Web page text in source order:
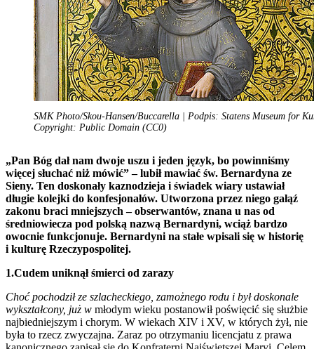
SMK Photo/Skou-Hansen/Buccarella | Podpis: Statens Museum for
Copyright: Public Domain (CC0)
„Pan Bóg dał nam dwoje uszu i jeden język, bo powinniśmy
więcej słuchać niż mówić” – lubił mawiać św. Bernardyna ze
Sieny. Ten doskonały kaznodzieja i świadek wiary ustawiał
długie kolejki do konfesjonałów. Utworzona przez niego gałąź
zakonu braci mniejszych – obserwantów, znana u nas od
średniowiecza pod polską nazwą Bernardyni, wciąż bardzo
owocnie funkcjonuje. Bernardyni na stałe wpisali się w historię
i kulturę Rzeczypospolitej.
1.Cudem uniknął śmierci od zarazy
Choć pochodził ze szlacheckiego, zamożnego rodu i był doskonale
wykształcony, już w młodym wieku postanowił poświęcić się służbie
najbiedniejszym i chorym. W wiekach XIV i XV, w których żył, nie
była to rzecz zwyczajna. Zaraz po otrzymaniu licencjatu z prawa